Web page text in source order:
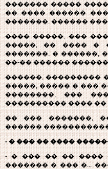
������� �����
�� ���� ������
�������. ������
���� �����, ���
�����, �� ���� �
�������. � ������,
��-�� ������
������, ���������
�����, ����� � ���
��������, ���
���������� ���� ��
�� ��� �������,
������
- � ��� �� ����
- � ��� �� �� ����
������� � ��� �...